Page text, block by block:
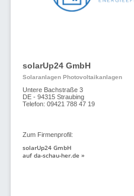
solarUp24 GmbH
Solaranlagen Photovoltaikanlagen
Untere Bachstraße 3
DE - 94315 Straubing
Telefon: 09421 788 47 19
Zum Firmenprofil:
solarUp24 GmbH
auf da-schau-her.de »